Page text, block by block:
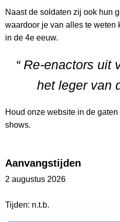
Naast de soldaten zij ook hun
waardoor je van alles te weten
in de 4e eeuw.
“ Re-enactors uit
het leger van
Houd onze website in de
shows.
Aanvangstijden
2 augustus 2026
Tijden: n.t.b.